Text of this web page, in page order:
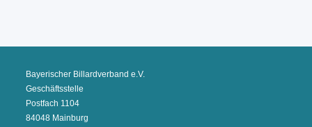
Bayerischer Billardverband e.V.
Geschäftsstelle
Postfach 1104
84048 Mainburg